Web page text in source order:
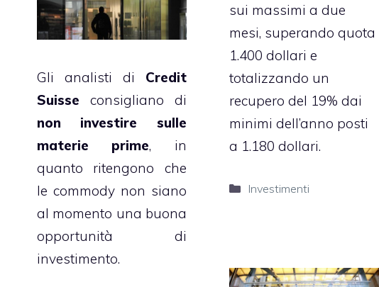
sui massimi a due
mesi, superando quota
1.400 dollari e
totalizzando un
recupero del 19% dai
minimi dell’anno posti
a 1.180 dollari.
Categorie
Investimenti
Gli analisti di Credit
Suisse consigliano di
non investire sulle
materie prime, in
quanto ritengono che
le commody non siano
al momento una buona
opportunità di
investimento.